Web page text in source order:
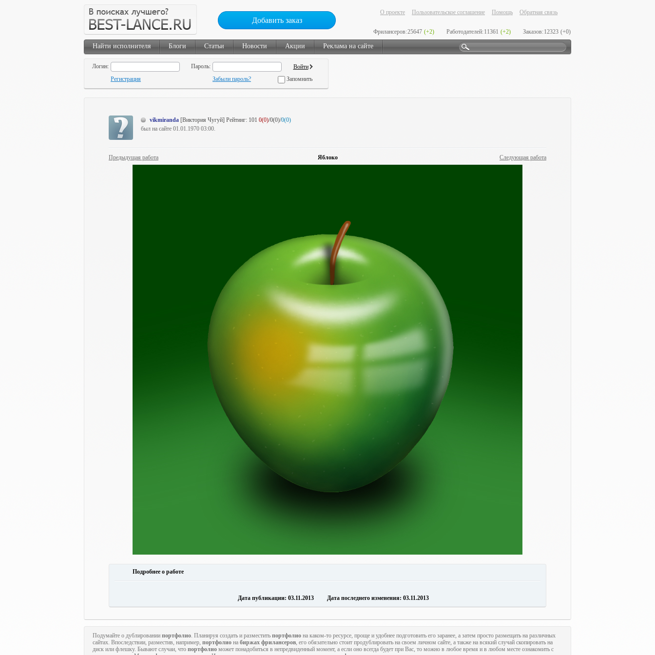
Добавить заказ
О проекте Пользовательское соглашение Помощь Обратная связь
Фрилансеров:25647 (+2) Работодателей:11361 (+2) Заказов:12323 (+0)
Найти исполнителя Блоги Статьи Новости Акции Реклама на сайте
Логин:
Пароль:
Регистрация
Забыли пароль? Запомнить
vikmiranda [Виктория Чугуй] Рейтинг: 101 0(0)/0(0)/0(0)
был на сайте 01.01.1970 03:00.
Предыдущая работа Следующая работа
Яблоко
Подробнее о работе
Дата публикации: 03.11.2013 Дата последнего изменения: 03.11.2013
Подумайте о дублировании портфолио. Планируя создать и разместить портфолио на каком-то ресурсе, проще и удобнее подготовить его заранее, а затем просто размещать на различных
сайтах. Впоследствии, разместив, например, портфолио на биржах фрилансеров, его обязательно стоит продублировать на своем личном сайте, а также на всякий случай скопировать на
диск или флешку. Бывают случаи, что портфолио может понадобиться в непредвиденный момент, а если оно всегда будет при Вас, то можно в любое время и в любом месте ознакомить с